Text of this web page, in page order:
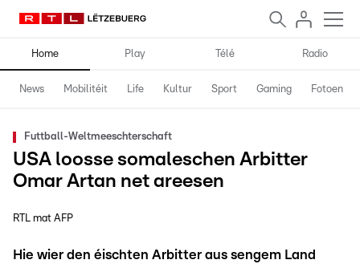
Home Play Télé Radio
News Mobilitéit Life Kultur Sport Gaming Fotoen
Futtball-Weltmeeschterschaft
USA loosse somaleschen Arbitter
Omar Artan net areesen
RTL mat AFP
Hie wier den éischten Arbitter aus sengem Land